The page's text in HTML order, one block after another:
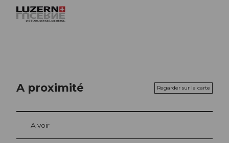
A proximité Regarder sur la carte
A voir